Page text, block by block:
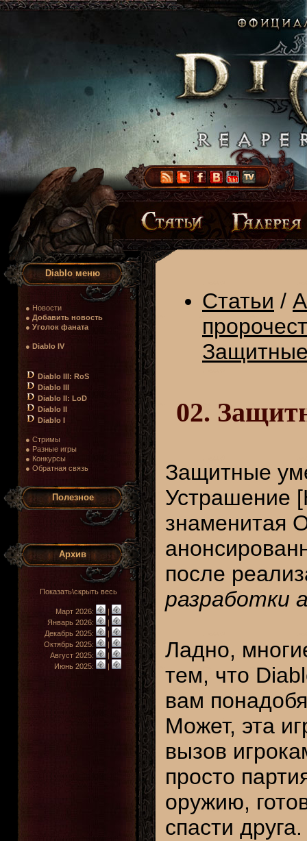
Diablo меню
● Новости
● Добавить новость
● Уголок фаната
● Diablo IV
Diablo III: RoS
Diablo III
Diablo II: LoD
Diablo II
Diablo I
● Стримы
● Разные игры
● Конкурсы
● Обратная связь
Полезное
Архив
Показать\скрыть весь
Март 2026:
|
Январь 2026:
|
Декабрь 2025:
|
Октябрь 2025:
|
Август 2025:
|
Июнь 2025:
|
Статьи /
02.
Защитные
Устрашение
знаменитая
после
разработки
Ладно,
тем, что
вам
Может, эта
вызов
просто
оружию,
спасти друга.